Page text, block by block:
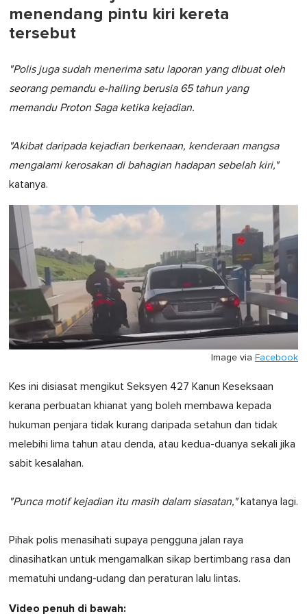
menendang pintu kiri kereta
tersebut
"Polis juga sudah menerima satu laporan yang dibuat oleh
seorang pemandu e-hailing berusia 65 tahun yang
memandu Proton Saga ketika kejadian.
"Akibat daripada kejadian berkenaan, kenderaan mangsa
mengalami kerosakan di bahagian hadapan sebelah kiri,"
katanya.
Image via Facebook
Kes ini disiasat mengikut Seksyen 427 Kanun Keseksaan
kerana perbuatan khianat yang boleh membawa kepada
hukuman penjara tidak kurang daripada setahun dan tidak
melebihi lima tahun atau denda, atau kedua-duanya sekali jika
sabit kesalahan.
"Punca motif kejadian itu masih dalam siasatan,"katanya lagi.
Pihak polis menasihati supaya pengguna jalan raya
dinasihatkan untuk mengamalkan sikap bertimbang rasa dan
mematuhi undang-udang dan peraturan lalu lintas.
Video penuh di bawah: